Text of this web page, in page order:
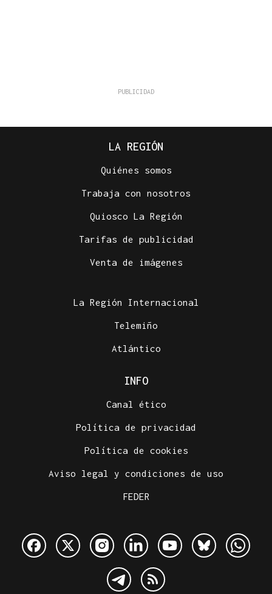
LA REGIÓN
Quiénes somos
Trabaja con nosotros
Quiosco La Región
Tarifas de publicidad
Venta de imágenes
La Región Internacional
Telemiño
Atlántico
INFO
Canal ético
Política de privacidad
Política de cookies
Aviso legal y condiciones de uso
FEDER